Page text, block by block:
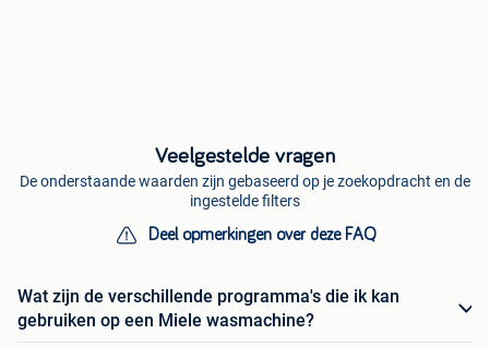
Veelgestelde vragen
De onderstaande waarden zijn gebaseerd op je zoekopdracht en de
ingestelde filters
Deel opmerkingen over deze FAQ
Wat zijn de verschillende programma's die ik kan
gebruiken op een Miele wasmachine?